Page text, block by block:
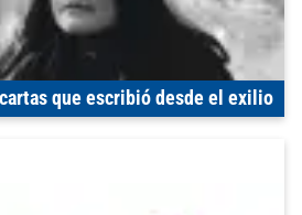
que escribió desde el exilio